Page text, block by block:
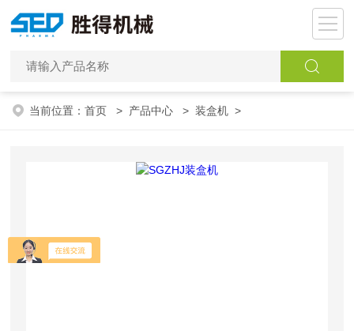
当前位置：首页 > 产品中心 >装盒机 >